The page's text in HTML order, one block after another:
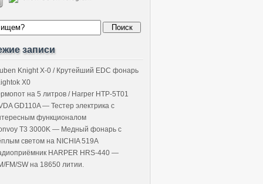
записи
Knight X-0 / Крутейший EDC фонарь
X0
на 5 литров / Harper HTP-5T01
GD110A — Тестер электрика с
функционалом
T3 3000K — Медный фонарь с
светом на NICHIA 519A
HARPER HRS-440 —
FM/SW на 18650 литии.